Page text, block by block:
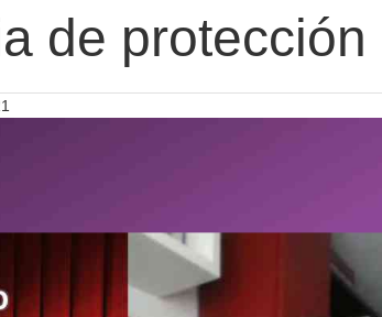
de